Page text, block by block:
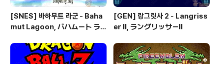
[SNES] 바하무트 라군 - Baha
mut Lagoon, バハムート ラ
[GEN] 랑그릿사 2 - Langriss
er II, ラングリッサーⅡ